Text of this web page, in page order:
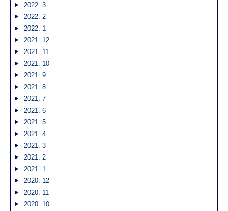
2022. 3
2022. 2
2022. 1
2021. 12
2021. 11
2021. 10
2021. 9
2021. 8
2021. 7
2021. 6
2021. 5
2021. 4
2021. 3
2021. 2
2021. 1
2020. 12
2020. 11
2020. 10